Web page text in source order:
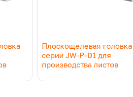
Плоскощелевая головка
серии JW-P-D1 для
производства листов